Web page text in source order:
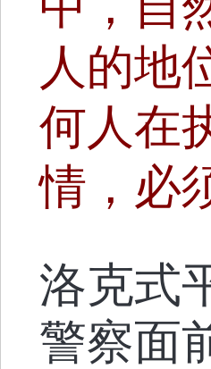
人的地
何人在
情，必
洛克式
警察面